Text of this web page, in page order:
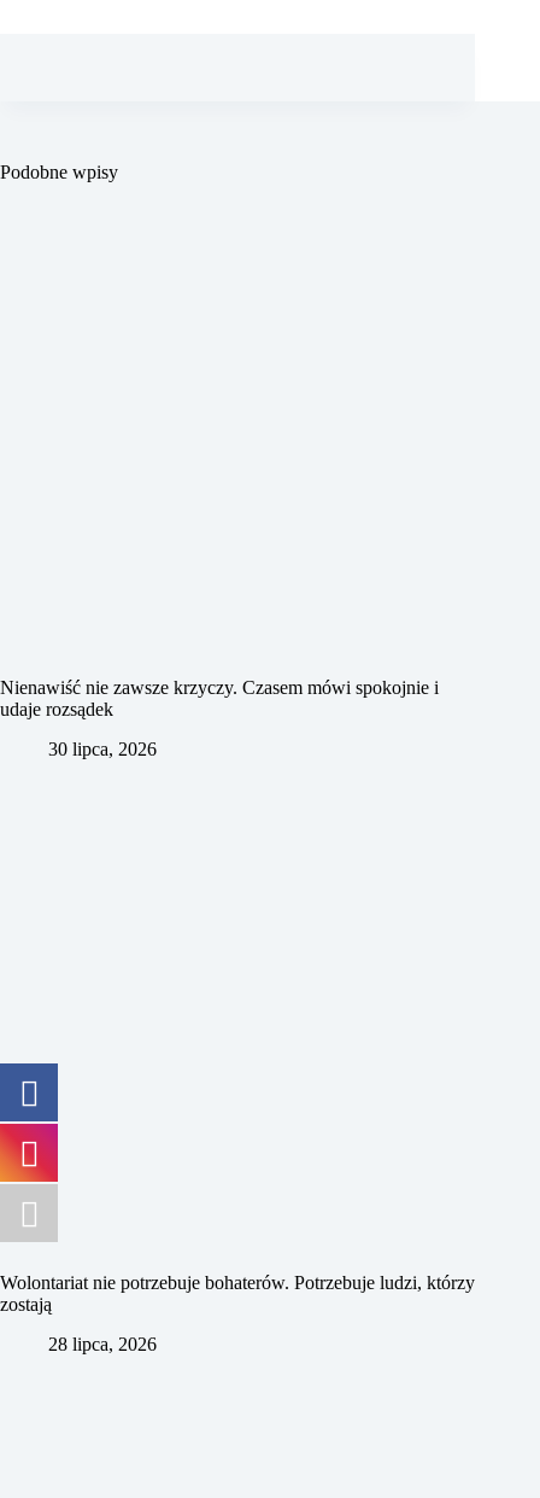
Podobne wpisy
Nienawiść nie zawsze krzyczy. Czasem mówi spokojnie i
udaje rozsądek
30 lipca, 2026
Wolontariat nie potrzebuje bohaterów. Potrzebuje ludzi, którzy
zostają
28 lipca, 2026